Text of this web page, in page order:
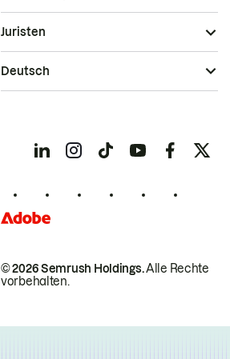
© 2026 Semrush Holdings.Alle Rechte
vorbehalten.
Juristen
Deutsch